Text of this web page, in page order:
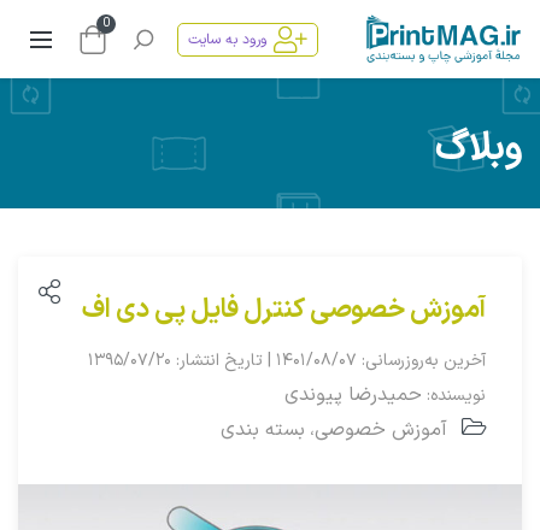
ورود به سایت
0
وبلاگ
آموزش خصوصی کنترل فایل پی‌ دی‌ اف
آخرین به‌روزرسانی: ۱۴۰۱/۰۸/۰۷ | تاریخ انتشار: ۱۳۹۵/۰۷/۲۰
نویسنده: حمیدرضا پیوندی
آموزش خصوصی، بسته بندی